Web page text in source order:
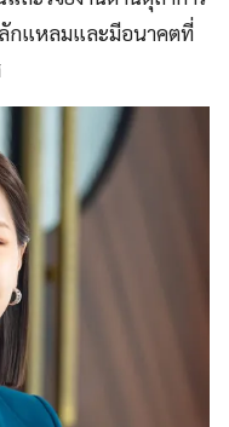
ลักแหลมและมีอนาคตที่